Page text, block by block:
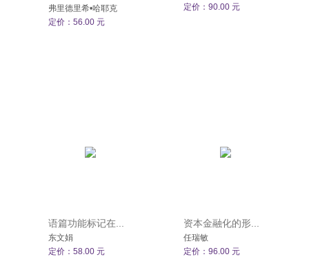
弗里德里希•哈耶克
定价：56.00 元
定价：90.00 元
语篇功能标记在...
东文娟
定价：58.00 元
资本金融化的形...
任瑞敏
定价：96.00 元